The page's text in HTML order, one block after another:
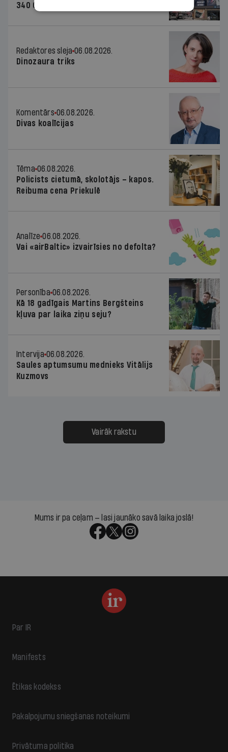
340 000 vērtu reklāmas kampaņu
Redaktores sleja 06.08.2026.
Dinozaura triks
Komentārs 06.08.2026.
Divas koalīcijas
Tēma 06.08.2026.
Policists cietumā, skolotājs – kapos.
Reibuma cena Priekulē
Analīze 06.08.2026.
Vai «airBaltic» izvairīsies no defolta?
Personība 06.08.2026.
Kā 18 gadīgais Martins Bergšteins
kļuva par laika ziņu seju?
Intervija 06.08.2026.
Saules aptumsumu mednieks Vitālijs
Kuzmovs
Vairāk rakstu
Mums ir pa ceļam — lasi jaunāko savā laika joslā!
Par IR
Manifests
Ētikas kodekss
Pakalpojumu sniegšanas noteikumi
Privātuma politika